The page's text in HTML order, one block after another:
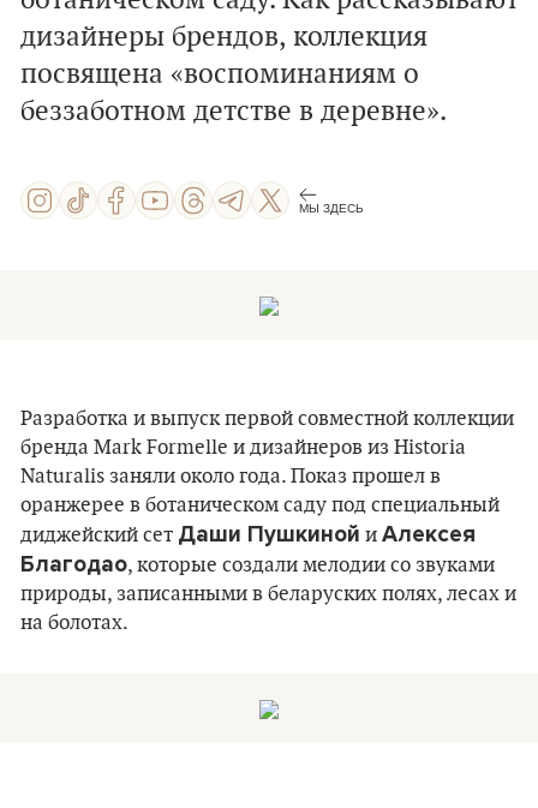
дизайнеры брендов, коллекция
посвящена «воспоминаниям о
беззаботном детстве в деревне».
МЫ ЗДЕСЬ
Разработка и выпуск первой совместной коллекции
бренда Mark Formelle и дизайнеров из Historia
Naturalis заняли около года. Показ прошел в
оранжерее в ботаническом саду под специальный
диджейский сет Даши Пушкиной и Алексея
Благодао, которые создали мелодии со звуками
природы, записанными в беларуских полях, лесах и
на болотах.